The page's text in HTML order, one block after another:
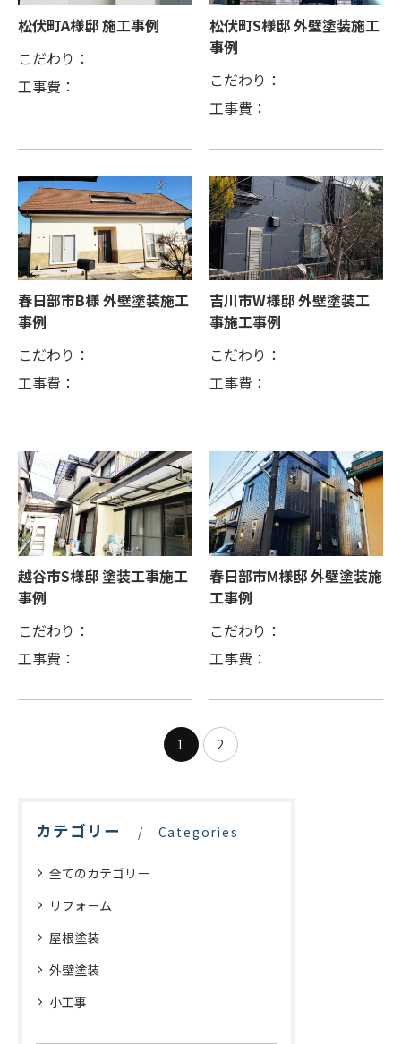
松伏町A様邸 施工事例
こだわり：
工事費：
松伏町S様邸 外壁塗装施工
事例
こだわり：
工事費：
春日部市B様 外壁塗装施工
事例
こだわり：
工事費：
吉川市W様邸 外壁塗装工
事施工事例
こだわり：
工事費：
越谷市S様邸 塗装工事施工
事例
こだわり：
工事費：
春日部市M様邸 外壁塗装施
工事例
こだわり：
工事費：
1 2
カテゴリー Categories
全てのカテゴリー
リフォーム
屋根塗装
外壁塗装
小工事